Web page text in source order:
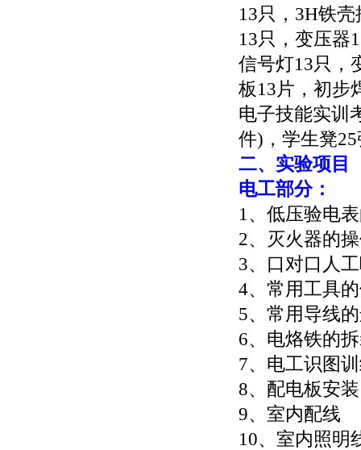
13只，3H铁
13只，变压器
信号灯13只，
板13片，初步
电子技能实训
件)，学生凳
二、实验项目
电工部分：
1、低压验电
2、灭火器的
3、口对口人
4、常用工具
5、常用导线
6、电烙铁的
7、电工识图
8、配电板安
9、室内配线
10、室内照明